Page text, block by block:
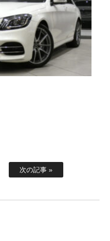
次の記事 »